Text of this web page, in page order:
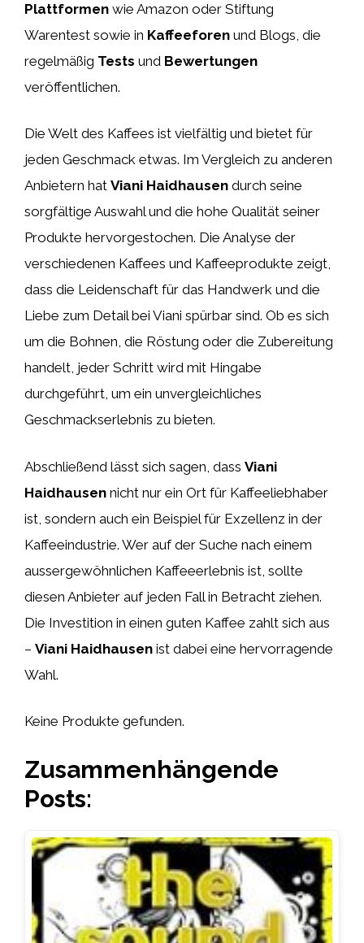
Plattformen wie Amazon oder Stiftung
Warentest sowie in Kaffeeforen und Blogs, die
regelmäßig Tests und Bewertungen
veröffentlichen.
Die Welt des Kaffees ist vielfältig und bietet für
jeden Geschmack etwas. Im Vergleich zu anderen
Anbietern hat Viani Haidhausen durch seine
sorgfältige Auswahl und die hohe Qualität seiner
Produkte hervorgestochen. Die Analyse der
verschiedenen Kaffees und Kaffeeprodukte zeigt,
dass die Leidenschaft für das Handwerk und die
Liebe zum Detail bei Viani spürbar sind. Ob es sich
um die Bohnen, die Röstung oder die Zubereitung
handelt, jeder Schritt wird mit Hingabe
durchgeführt, um ein unvergleichliches
Geschmackserlebnis zu bieten.
Abschließend lässt sich sagen, dass Viani
Haidhausen nicht nur ein Ort für Kaffeeliebhaber
ist, sondern auch ein Beispiel für Exzellenz in der
Kaffeeindustrie. Wer auf der Suche nach einem
aussergewöhnlichen Kaffeeerlebnis ist, sollte
diesen Anbieter auf jeden Fall in Betracht ziehen.
Die Investition in einen guten Kaffee zahlt sich aus
– Viani Haidhausen ist dabei eine hervorragende
Wahl.
Keine Produkte gefunden.
Zusammenhängende
Posts: